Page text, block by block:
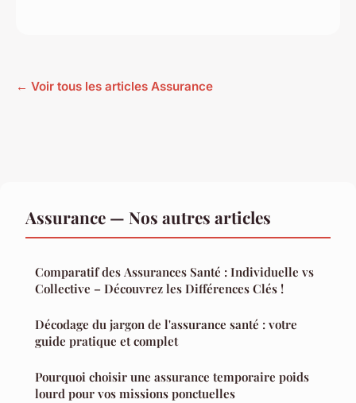
← Voir tous les articles Assurance
Assurance — Nos autres articles
Comparatif des Assurances Santé : Individuelle vs
Collective – Découvrez les Différences Clés !
Décodage du jargon de l'assurance santé : votre
guide pratique et complet
Pourquoi choisir une assurance temporaire poids
lourd pour vos missions ponctuelles